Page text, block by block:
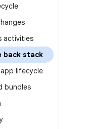
activities
back stack
lifecycle
bundles